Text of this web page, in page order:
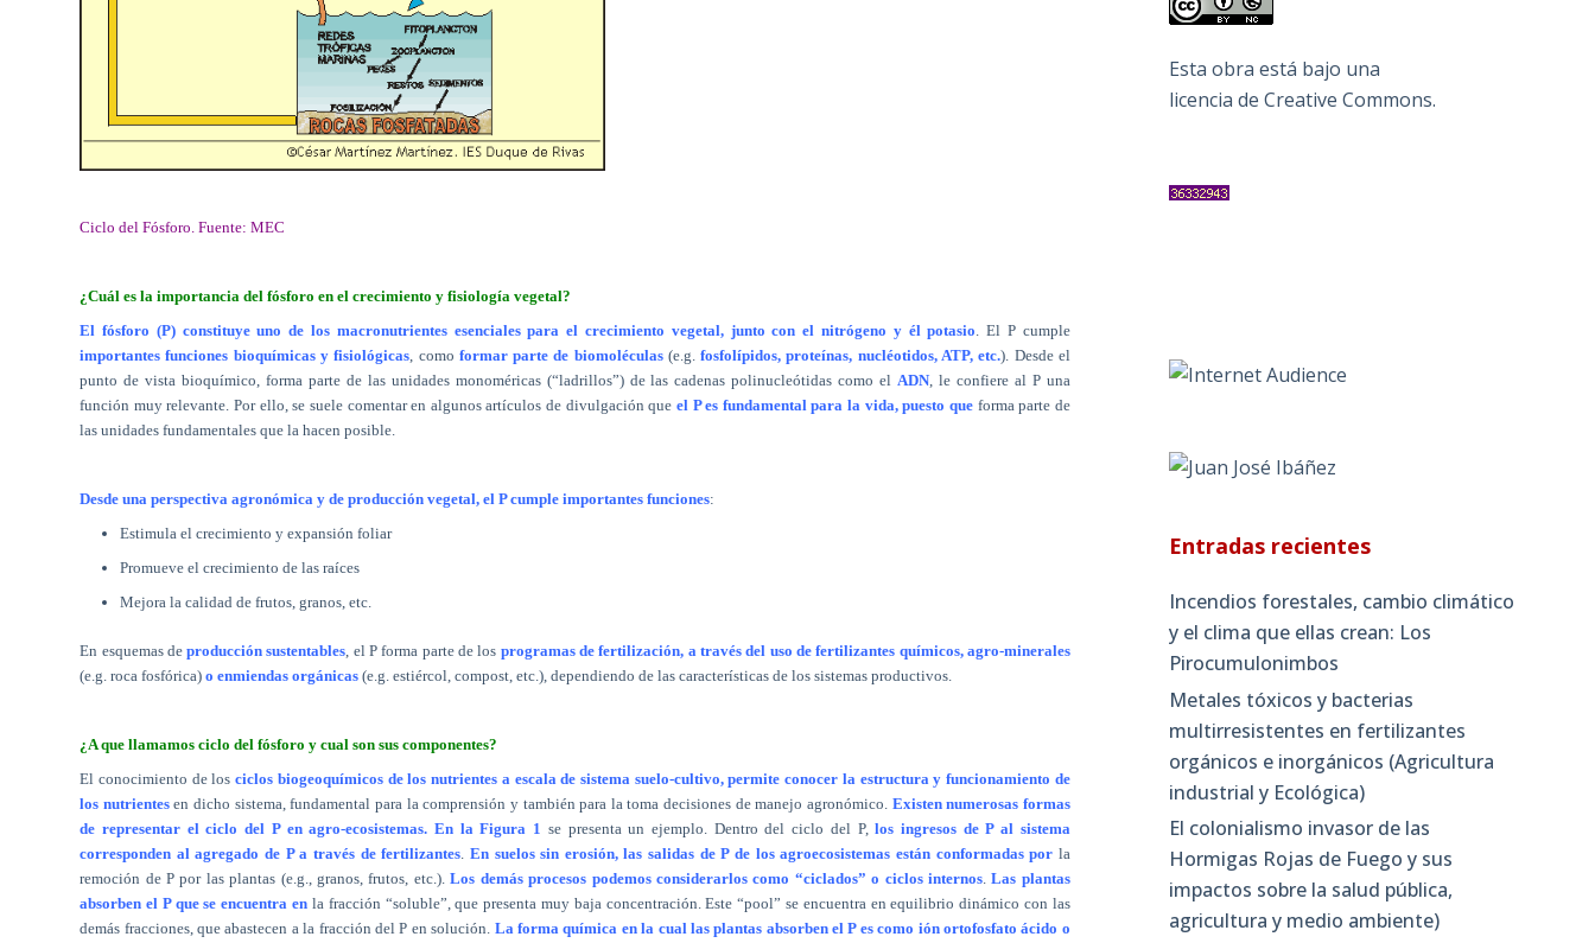
Ciclo del Fósforo. Fuente: MEC
¿Cuál es la importancia del fósforo en el crecimiento y fisiología vegetal?
El fósforo (P) constituye uno de los macronutrientes esenciales para el crecimiento vegetal, junto con el nitrógeno y él potasio. El P cumple
importantes funciones bioquímicas y fisiológicas, como formar parte de biomoléculas(e.g.fosfolípidos, proteínas, nucléotidos, ATP, etc.). Desde el
punto de vista bioquímico, forma parte de las unidades monoméricas (“ladrillos”) de las cadenas polinucleótidas como elADN, le confiere al P una
función muy relevante. Por ello, se suele comentar en algunos artículos de divulgación que el P es fundamental para la vida, puesto que forma parte de
las unidades fundamentales que la hacen posible.
Desde una perspectiva agronómica y de producción vegetal, el P cumple importantes funciones:
Estimula el crecimiento y expansión foliar
Promueve el crecimiento de las raíces
Mejora la calidad de frutos, granos, etc.
En esquemas deproducción sustentables, el P forma parte de los programas de fertilización, a través del uso de fertilizantes químicos, agro-minerales
(e.g. roca fosfórica)o enmiendas orgánicas (e.g. estiércol, compost, etc.), dependiendo de las características de los sistemas productivos.
¿A que llamamos ciclo del fósforo y cual son sus componentes?
El conocimiento de losciclos biogeoquímicos de los nutrientes a escala de sistema suelo-cultivo, permite conocer la estructura y funcionamiento de
los nutrientesen dicho sistema, fundamental para la comprensión y también para la toma decisiones de manejo agronómico. Existen numerosas formas
de representar el ciclo del P en agro-ecosistemas. En la Figura 1 se presenta un ejemplo. Dentro del ciclo del P,los ingresos de P al sistema
corresponden al agregado de P a través de fertilizantes. En suelos sin erosión, las salidas de P de los agroecosistemas están conformadas por la
remoción de P por las plantas (e.g., granos, frutos, etc.).Los demás procesos podemos considerarlos como “ciclados” o ciclos internos.Las plantas
absorben el P que se encuentra en la fracción “soluble”, que presenta muy baja concentración. Este “pool” se encuentra en equilibrio dinámico con las
demás fracciones, que abastecen a la fracción del P en solución. La forma química en la cual las plantas absorben el P es como ión ortofosfato ácido o
Esta obra está bajo una
licencia de Creative Commons.
Entradas recientes
Incendios forestales, cambio climático
y el clima que ellas crean: Los
Pirocumulonimbos
Metales tóxicos y bacterias
multirresistentes en fertilizantes
orgánicos e inorgánicos (Agricultura
industrial y Ecológica)
El colonialismo invasor de las
Hormigas Rojas de Fuego y sus
impactos sobre la salud pública,
agricultura y medio ambiente)